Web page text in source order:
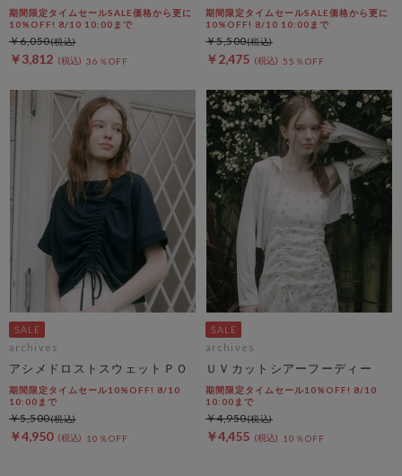
ヤードニットカーディガン
期間限定タイムセールSALE価格から更に
10%OFF! 8/10 10:00まで
￥3,812 36％OFF
￥6,050
期間限定タイムセールSALE価格から更に
10%OFF! 8/10 10:00まで
￥2,475 55％OFF
￥5,500
archives
アシメドロストスウェットＰＯ
期間限定タイムセール10%OFF! 8/10
10:00まで
￥4,950 10％OFF
￥5,500
archives
ＵＶカットシアーフーディー
期間限定タイムセール10%OFF! 8/10
10:00まで
￥4,455 10％OFF
￥4,950